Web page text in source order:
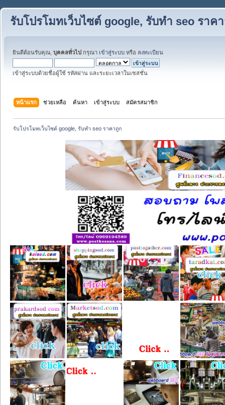
รับโปรโมทเว็บไซต์ google, รับทำ seo ราค
ยินดีต้อนรับคุณ, บุคคลทั่วไป กรุณา เข้าสู่ระบบ หรือ ลงทะเบียน
เข้าสู่ระบบด้วยชื่อผู้ใช้ รหัสผ่าน และระยะเวลาในเซสชั่น
หน้าแรก ช่วยเหลือ ค้นหา เข้าสู่ระบบ สมัครสมาชิก
รับโปรโมทเว็บไซต์ google, รับทำ seo ราคาถูก